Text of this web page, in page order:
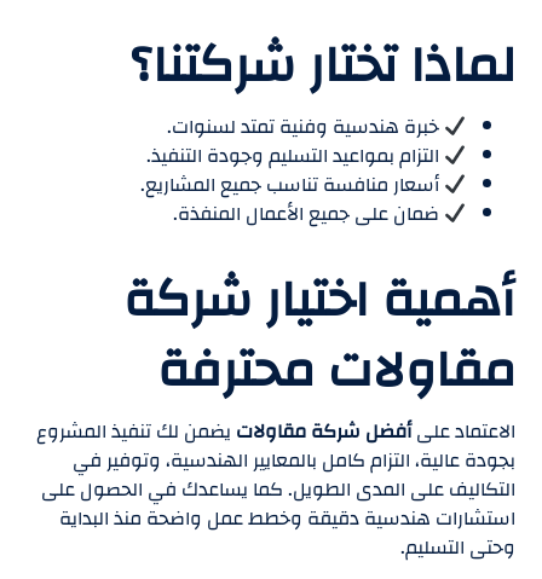
لماذا تختار شركتنا؟
خبرة هندسية وفنية تمتد لسنوات.
التزام بمواعيد التسليم وجودة التنفيذ.
أسعار منافسة تناسب جميع المشاريع.
ضمان على جميع الأعمال المنفذة.
أهمية اختيار شركة
مقاولات محترفة
الاعتماد علىأفضل شركة مقاولات يضمن لك تنفيذ المشروع
بجودة عالية، التزام كامل بالمعايير الهندسية، وتوفير في
التكاليف على المدى الطويل. كما يساعدك في الحصول على
استشارات هندسية دقيقة وخطط عمل واضحة منذ البداية
وحتى التسليم.